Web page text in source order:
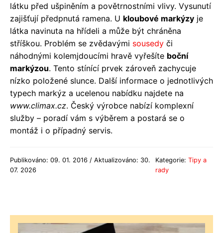
látku před ušpiněním a povětrnostními vlivy. Vysunutí
zajišťují předpnutá ramena. U kloubové markýzy je
látka navinuta na hřídeli a může být chráněna
stříškou. Problém se zvědavými sousedy či
náhodnými kolemjdoucími hravě vyřešíte boční
markýzou. Tento stínící prvek zároveň zachycuje
nízko položené slunce. Další informace o jednotlivých
typech markýz a ucelenou nabídku najdete na
www.climax.cz. Český výrobce nabízí komplexní
služby – poradí vám s výběrem a postará se o
montáž i o případný servis.
Publikováno: 09. 01. 2016 / Aktualizováno: 30.
07. 2026
Kategorie:Tipy a
rady